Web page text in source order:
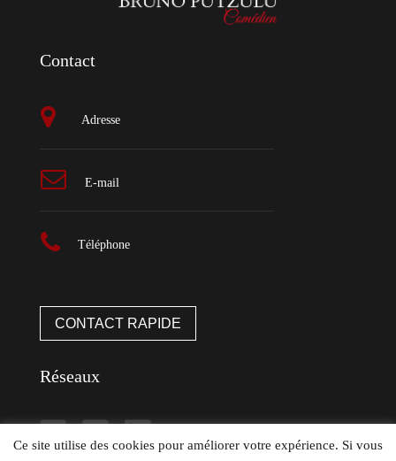
Contact
Adresse
E-mail
Téléphone
CONTACT RAPIDE
Réseaux
Ce site utilise des cookies pour améliorer votre expérience. Si vous